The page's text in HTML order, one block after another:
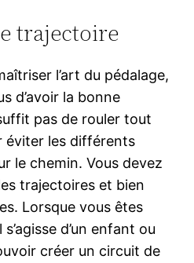
trajectoire
l’art du pédalage,
d’avoir la bonne
pas de rouler tout
éviter les différents
le chemin. Vous devez
trajectoires et bien
Lorsque vous êtes
d’un enfant ou
créer un circuit de